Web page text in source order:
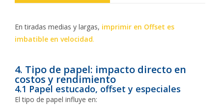
En tiradas medias y largas, imprimir en Offset es
imbatible en velocidad.
4. Tipo de papel: impacto directo en
costos y rendimiento
4.1 Papel estucado, offset y especiales
El tipo de papel influye en: